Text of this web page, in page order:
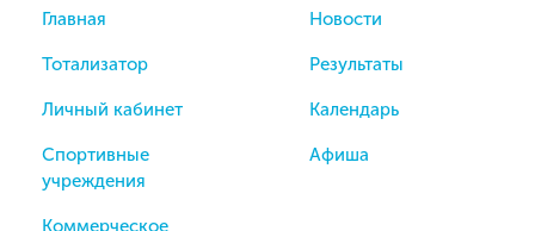
Главная
Тотализатор
Личный кабинет
Спортивные
учреждения
Коммерческое
Новости
Результаты
Календарь
Афиша